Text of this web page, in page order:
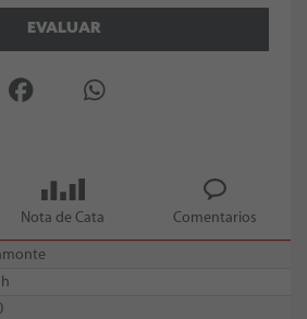
EVALUAR
Nota de Cata Comentarios